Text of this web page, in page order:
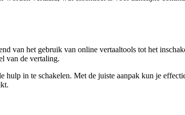
van het gebruik van online vertaaltools tot het
van de vertaling.
in te schakelen. Met de juiste aanpak kun je